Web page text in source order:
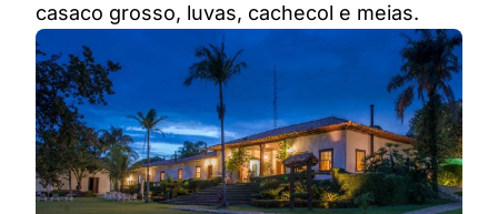
casaco grosso, luvas, cachecol e meias.